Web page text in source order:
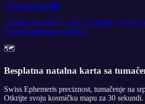
5. kuća u Skorpiji
Saznajte šta znači 5. kuća u Skorpiji - kako
oblast kreativnosti i ljubavi.
🗺️
Besplatna natalna karta sa
Swiss Ephemeris preciznost, tumačenje na
Otkrijte svoju kosmičku mapu za 30 sekundi.